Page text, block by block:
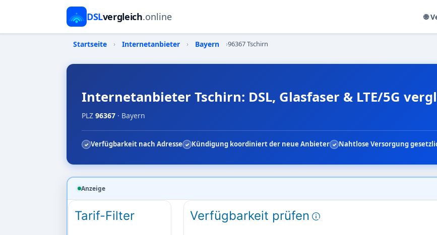
DSLvergleich.online 🌐
Startseite › Internetanbieter › Bayern ›96367 Tschirn
Internetanbieter Tschirn: DSL, Glasfaser & LTE/5G
PLZ 96367 · Bayern
Verfügbarkeit nach Adresse Kündigung koordiniert der neue Anbieter Nahtlose Versorgung
Anzeige